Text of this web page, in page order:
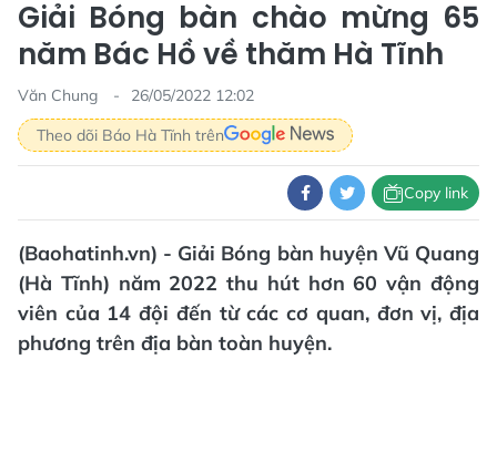
Giải Bóng bàn chào mừng 65
năm Bác Hồ về thăm Hà Tĩnh
Văn Chung
26/05/2022 12:02
Theo dõi Báo Hà Tĩnh trên
Copy link
(Baohatinh.vn) - Giải Bóng bàn huyện Vũ Quang
(Hà Tĩnh) năm 2022 thu hút hơn 60 vận động
viên của 14 đội đến từ các cơ quan, đơn vị, địa
phương trên địa bàn toàn huyện.